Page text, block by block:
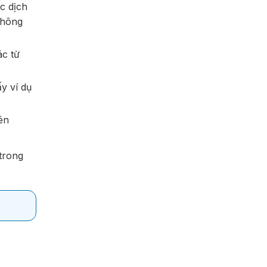
dịch
từ
ví dụ